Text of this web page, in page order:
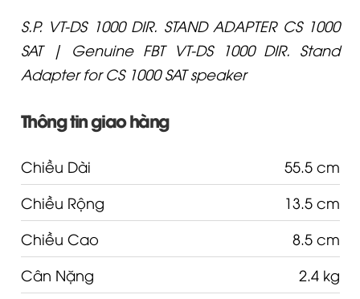
S.P. VT-DS 1000 DIR. STAND ADAPTER CS 1000
SAT | Genuine FBT VT-DS 1000 DIR. Stand
Adapter for CS 1000 SAT speaker
Thông tin giao hàng
Chiều Dài
55.5 cm
Chiều Rộng
13.5 cm
Chiều Cao
8.5 cm
Cân Nặng
2.4 kg